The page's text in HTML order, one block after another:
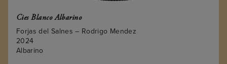
Cies Blanco Albarino
Forjas del Salnes – Rodrigo Mendez
2024
Albarino